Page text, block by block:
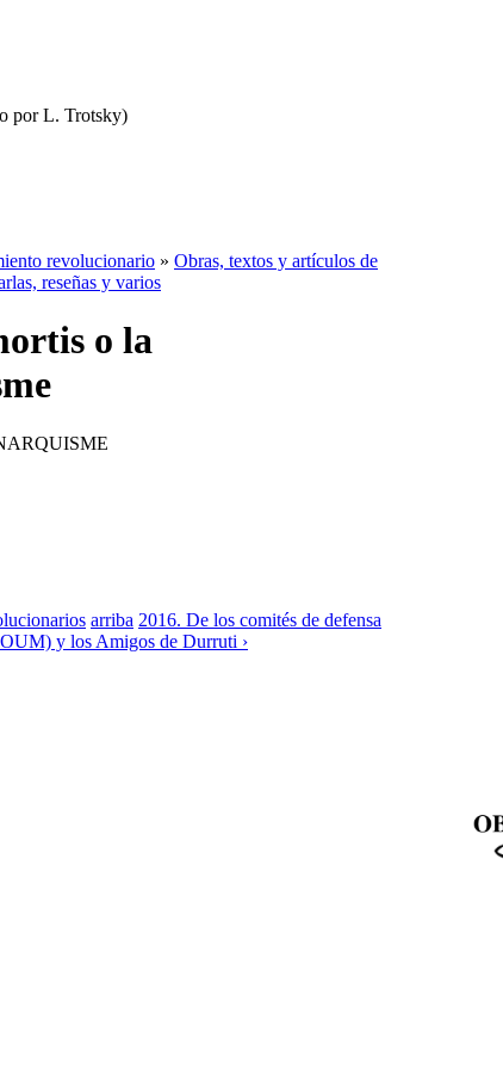
por L. Trotsky)
revolucionario » Obras, textos y artículos de
reseñas y varios
o la
arriba 2016. De los comités de defensa
y los Amigos de Durruti ›